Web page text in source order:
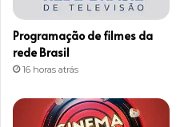
Programação de filmes da
rede Brasil
16 horas atrás